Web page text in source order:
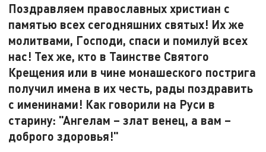
Поздравляем православных христиан с
памятью всех сегодняшних святых! Их же
молитвами, Господи, спаси и помилуй всех
нас! Тех же, кто в Таинстве Святого
Крещения или в чине монашеского пострига
получил имена в их честь, рады поздравить
с именинами! Как говорили на Руси в
старину: "Ангелам – злат венец, а вам –
доброго здоровья!"